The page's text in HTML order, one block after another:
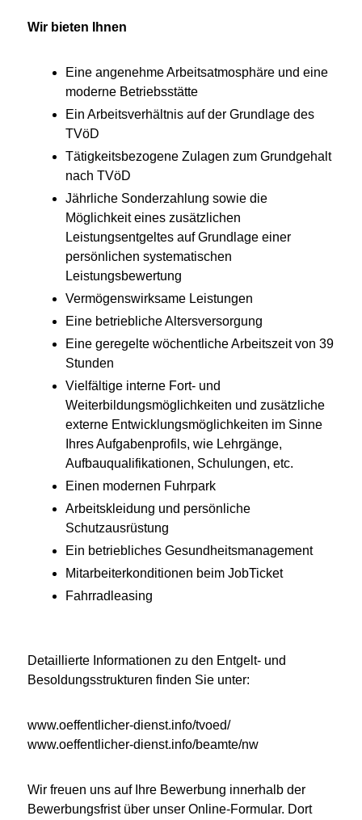
Wir bieten Ihnen
Eine angenehme Arbeitsatmosphäre und eine
moderne Betriebsstätte
Ein Arbeitsverhältnis auf der Grundlage des
TVöD
Tätigkeitsbezogene Zulagen zum Grundgehalt
nach TVöD
Jährliche Sonderzahlung sowie die
Möglichkeit eines zusätzlichen
Leistungsentgeltes auf Grundlage einer
persönlichen systematischen
Leistungsbewertung
Vermögenswirksame Leistungen
Eine betriebliche Altersversorgung
Eine geregelte wöchentliche Arbeitszeit von 39
Stunden
Vielfältige interne Fort- und
Weiterbildungsmöglichkeiten und zusätzliche
externe Entwicklungsmöglichkeiten im Sinne
Ihres Aufgabenprofils, wie Lehrgänge,
Aufbauqualifikationen, Schulungen, etc.
Einen modernen Fuhrpark
Arbeitskleidung und persönliche
Schutzausrüstung
Ein betriebliches Gesundheitsmanagement
Mitarbeiterkonditionen beim JobTicket
Fahrradleasing
Detaillierte Informationen zu den Entgelt- und
Besoldungsstrukturen finden Sie unter:
www.oeffentlicher-dienst.info/tvoed/
www.oeffentlicher-dienst.info/beamte/nw
Wir freuen uns auf Ihre Bewerbung innerhalb der
Bewerbungsfrist über unser Online-Formular. Dort